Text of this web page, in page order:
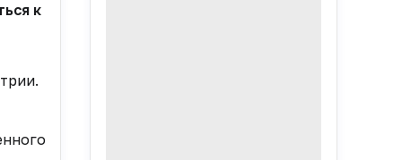
к развитию нового направления ведомства